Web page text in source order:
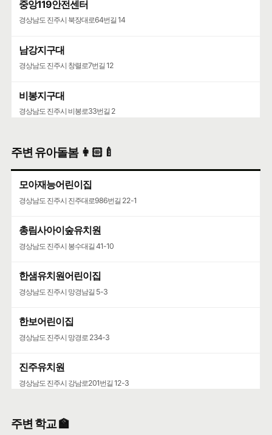
중앙119안전센터
경상남도 진주시 북장대로64번길 14
남강지구대
경상남도 진주시 창렬로7번길 12
비봉지구대
경상남도 진주시 비봉로33번길 2
경상남도 진주시 비봉로24번길 3
천전119안전센터
경상남도 진주시 강남로167번길 16
주변 유아돌봄 👩🏻‍🍼
모아재능어린이집
경상남도 진주시 진주대로986번길 22-1
총림사아이숲유치원
경상남도 진주시 봉수대길 41-10
한샘유치원어린이집
경상남도 진주시 망경남길 5-3
한보어린이집
경상남도 진주시 망경로 234-3
진주유치원
경상남도 진주시 강남로201번길 12-3
주변 학교 🏫